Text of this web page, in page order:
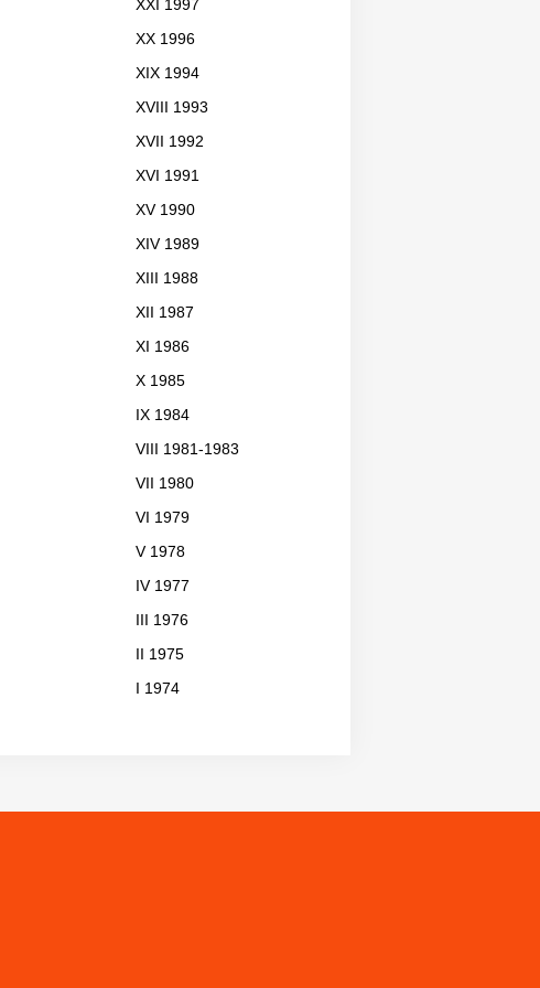
XXI 1997
XX 1996
XIX 1994
XVIII 1993
XVII 1992
XVI 1991
XV 1990
XIV 1989
XIII 1988
XII 1987
XI 1986
X 1985
IX 1984
VIII 1981-1983
VII 1980
VI 1979
V 1978
IV 1977
III 1976
II 1975
I 1974